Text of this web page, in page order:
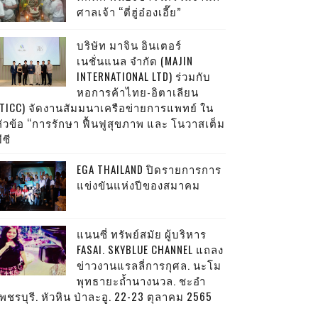
ศาลเจ้า “ตี่ฮู่อ๋องเอี๊ย”
บริษัท มาจิน อินเตอร์
เนชั่นแนล จำกัด (MAJIN
INTERNATIONAL LTD) ร่วมกับ
หอการค้าไทย-อิตาเลียน
จัดงานสัมมนาเครือข่ายการแพทย์ ใน
ข้อ “การรักษา ฟื้นฟูสุขภาพ และ โนวาสเต็ม
EGA THAILAND ปิดรายการการ
แข่งขันแห่งปีของสมาคม
แนนซี่ ทรัพย์สมัย ผู้บริหาร
FASAI. SKYBLUE CHANNEL แถลง
ข่าวงานแรลลี่การกุศล. นะโม
พุทธายะถ้ำนางนวล. ชะอำ
ชรบุรี. หัวหิน ป่าละอู. 22-23 ตุลาคม 2565